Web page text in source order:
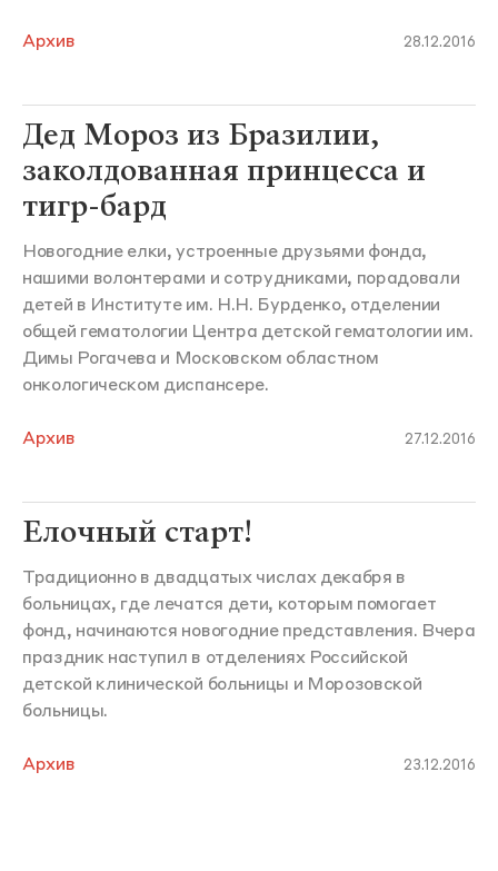
Архив 28.12.2016
Дед Мороз из Бразилии,
заколдованная принцесса и
тигр-бард
Новогодние елки, устроенные друзьями фонда,
нашими волонтерами и сотрудниками, порадовали
детей в Институте им. Н.Н. Бурденко, отделении
общей гематологии Центра детской гематологии им.
Димы Рогачева и Московском областном
онкологическом диспансере.
Архив 27.12.2016
Елочный старт!
Традиционно в двадцатых числах декабря в
больницах, где лечатся дети, которым помогает
фонд, начинаются новогодние представления. Вчера
праздник наступил в отделениях Российской
детской клинической больницы и Морозовской
больницы.
Архив 23.12.2016